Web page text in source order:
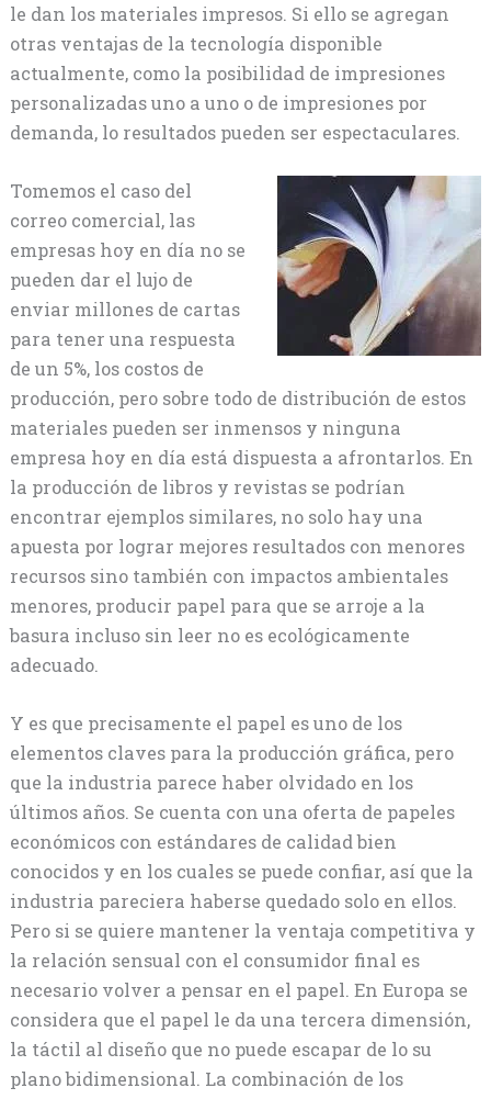
le dan los materiales impresos. Si ello se agregan
otras ventajas de la tecnología disponible
actualmente, como la posibilidad de impresiones
personalizadas uno a uno o de impresiones por
demanda, lo resultados pueden ser espectaculares.
Tomemos el caso del
correo comercial, las
empresas hoy en día no se
pueden dar el lujo de
enviar millones de cartas
para tener una respuesta
de un 5%, los costos de
producción, pero sobre todo de distribución de estos
materiales pueden ser inmensos y ninguna
empresa hoy en día está dispuesta a afrontarlos. En
la producción de libros y revistas se podrían
encontrar ejemplos similares, no solo hay una
apuesta por lograr mejores resultados con menores
recursos sino también con impactos ambientales
menores, producir papel para que se arroje a la
basura incluso sin leer no es ecológicamente
adecuado.
Y es que precisamente el papel es uno de los
elementos claves para la producción gráfica, pero
que la industria parece haber olvidado en los
últimos años. Se cuenta con una oferta de papeles
económicos con estándares de calidad bien
conocidos y en los cuales se puede confiar, así que la
industria pareciera haberse quedado solo en ellos.
Pero si se quiere mantener la ventaja competitiva y
la relación sensual con el consumidor final es
necesario volver a pensar en el papel. En Europa se
considera que el papel le da una tercera dimensión,
la táctil al diseño que no puede escapar de lo su
plano bidimensional. La combinación de los